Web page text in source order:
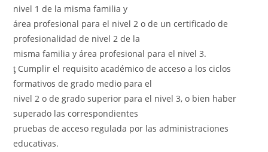
nivel 1 de la misma familia y
área profesional para el nivel 2 o de un certificado de
profesionalidad de nivel 2 de la
misma familia y área profesional para el nivel 3.
ƫ Cumplir el requisito académico de acceso a los ciclos
formativos de grado medio para el
nivel 2 o de grado superior para el nivel 3, o bien haber
superado las correspondientes
pruebas de acceso regulada por las administraciones
educativas.